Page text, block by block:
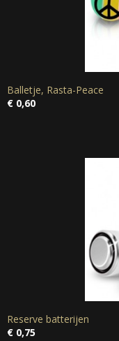
Balletje, Rasta-Peace
€ 0,60
Reserve batterijen
€ 0,75